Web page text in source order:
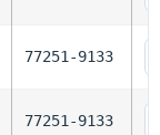
77251-9133
77251-9133